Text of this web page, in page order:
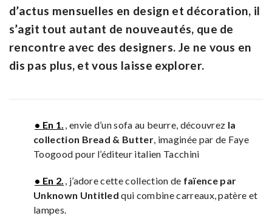
d’actus mensuelles en design et décoration, il
s’agit tout autant de nouveautés, que de
rencontre avec des designers. Je ne vous en
dis pas plus, et vous laisse explorer.
• En 1. , envie d’un sofa au beurre, découvrez la
collection Bread & Butter , imaginée par de Faye
Toogood pour l’éditeur italien Tacchini
• En 2. , j’adore cette collection de faïence par
Unknown Untitled qui combine carreaux, patère et
lampes.